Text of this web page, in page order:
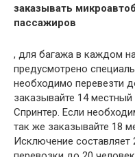
заказывать
пассажиров
, для багажа в каждом
предусмотрено
необходимо перевезти
заказывайте 14
Спринтер. Если
так же заказывайте 18
Исключение